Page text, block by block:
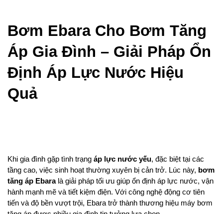
Bơm Ebara Cho Bơm Tăng
Áp Gia Đình – Giải Pháp Ổn
Định Áp Lực Nước Hiệu
Quả
Khi gia đình gặp tình trạng áp lực nước yếu, đặc biệt tại các
tầng cao, việc sinh hoạt thường xuyên bị cản trở. Lúc này, bơm
tăng áp Ebara là giải pháp tối ưu giúp ổn định áp lực nước, vận
hành mạnh mẽ và tiết kiệm điện. Với công nghệ động cơ tiên
tiến và độ bền vượt trội, Ebara trở thành thương hiệu máy bơm